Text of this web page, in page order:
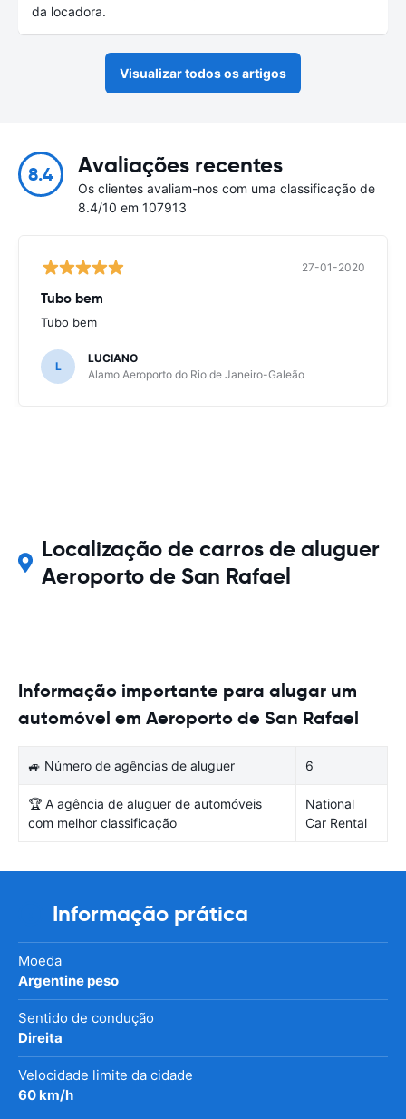
da locadora.
Visualizar todos os artigos
8.4 Avaliações recentes
Os clientes avaliam-nos com uma classificação de
8.4/10 em 107913
27-01-2020
Tubo bem
Tubo bem
L
LUCIANO
Alamo Aeroporto do Rio de Janeiro-Galeão
Localização de carros de aluguer
Aeroporto de San Rafael
Informação importante para alugar um
automóvel em Aeroporto de San Rafael
🚙 Número de agências de aluguer 6
🏆 A agência de aluguer de automóveis
com melhor classificação
National
Car Rental
Informação prática
Moeda
Argentine peso
Sentido de condução
Direita
Velocidade limite da cidade
60 km/h